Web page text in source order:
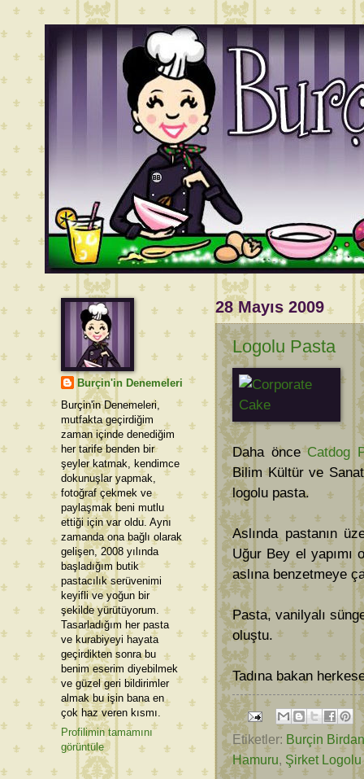
28 Mayıs 2009
Logolu Pasta
Daha önceCatdog
Bilim Kültür ve
logolu pasta.
Aslında pastanın
Uğur Bey el yapımı
aslına benzetmeye
Pasta, vanilyalı
oluştu.
Tadına bakan
Etiketler: Burçin
Hamuru, Şirket
Burçin'in Denemeleri
Burçin'in Denemeleri,
mutfakta geçirdiğim
zaman içinde denediğim
her tarife benden bir
şeyler katmak, kendimce
dokunuşlar yapmak,
fotoğraf çekmek ve
paylaşmak beni mutlu
ettiği için var oldu. Aynı
zamanda ona bağlı olarak
gelişen, 2008 yılında
başladığım butik
pastacılık serüvenimi
keyifli ve yoğun bir
şekilde yürütüyorum.
Tasarladığım her pasta
ve kurabiyeyi hayata
geçirdikten sonra bu
benim eserim diyebilmek
ve güzel geri bildirimler
almak bu işin bana en
çok haz veren kısmı.
Profilimin tamamını
görüntüle